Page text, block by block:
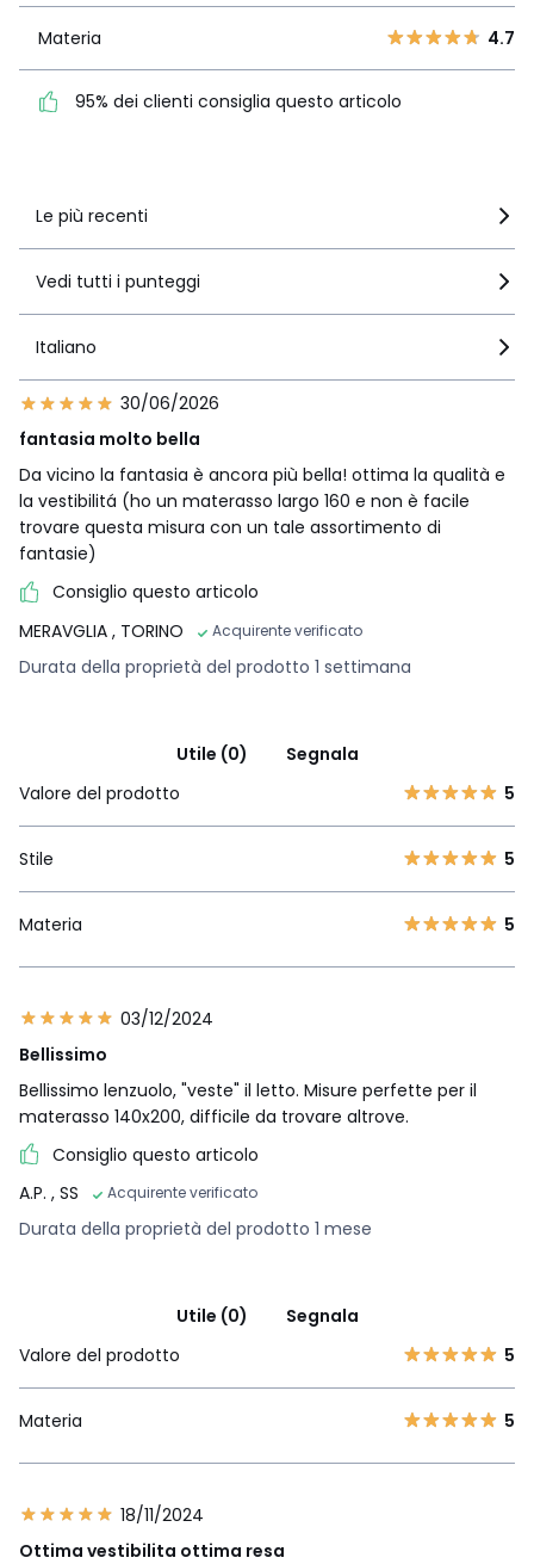
1 1
questo articolo
Materia 4.7
95% dei clienti consiglia questo articolo
Le più recenti
Vedi tutti i punteggi
Italiano
30/06/2026
fantasia molto bella
Da vicino la fantasia è ancora più bella! ottima la qualità e
la vestibilitá (ho un materasso largo 160 e non è facile
trovare questa misura con un tale assortimento di
fantasie)
Consiglio questo articolo
MERAVGLIA , TORINO Acquirente verificato
Durata della proprietà del prodotto 1 settimana
Utile (0)
Segnala
Valore del prodotto
5
Stile 5
Materia 5
03/12/2024
Bellissimo
Bellissimo lenzuolo, "veste" il letto. Misure perfette per il
materasso 140x200, difficile da trovare altrove.
Consiglio questo articolo
A.P. , SS Acquirente verificato
Durata della proprietà del prodotto 1 mese
Utile (0)
Segnala
Valore del prodotto
5
Materia 5
18/11/2024
Ottima vestibilita ottima resa